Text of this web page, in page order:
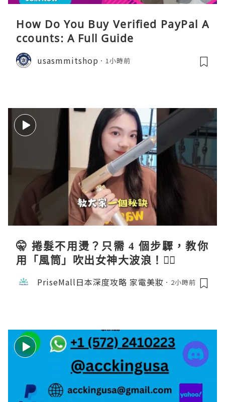
How Do You Buy Verified PayPal A
ccounts: A Full Guide
usasmmitshop 1小時前
🤫 捲髮不用燙？只需 4 個步驟，教你
用「風筒」吹出女神大波浪！💇‍♀️
PriseMall日本深度攻略 家電美妝 2小時前